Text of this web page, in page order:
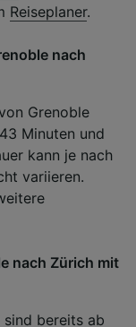
Reiseplaner.
nach
Grenoble
Minuten und
kann je nach
variieren.
nach Zürich mit
bereits ab